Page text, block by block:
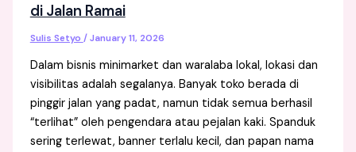
di Jalan Ramai
Sulis Setyo /January 11, 2026
Dalam bisnis minimarket dan waralaba lokal, lokasi dan
visibilitas adalah segalanya. Banyak toko berada di
pinggir jalan yang padat, namun tidak semua berhasil
“terlihat” oleh pengendara atau pejalan kaki. Spanduk
sering terlewat, banner terlalu kecil, dan papan nama